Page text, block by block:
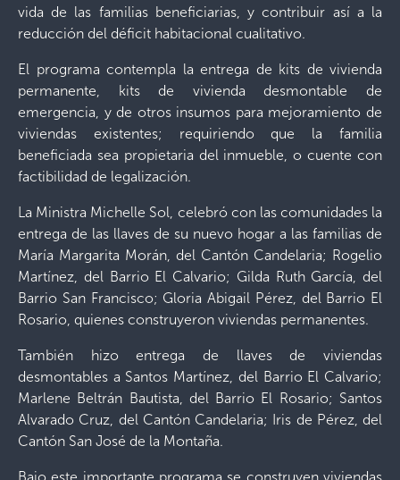
vida de las familias beneficiarias, y contribuir así a la
reducción del déficit habitacional cualitativo.
El programa contempla la entrega de kits de vivienda
permanente, kits de vivienda desmontable de
emergencia, y de otros insumos para mejoramiento de
viviendas existentes; requiriendo que la familia
beneficiada sea propietaria del inmueble, o cuente con
factibilidad de legalización.
La Ministra Michelle Sol, celebró con las comunidades la
entrega de las llaves de su nuevo hogar a las familias de
María Margarita Morán, del Cantón Candelaria; Rogelio
Martínez, del Barrio El Calvario; Gilda Ruth García, del
Barrio San Francisco; Gloria Abigail Pérez, del Barrio El
Rosario, quienes construyeron viviendas permanentes.
También hizo entrega de llaves de viviendas
desmontables a Santos Martínez, del Barrio El Calvario;
Marlene Beltrán Bautista, del Barrio El Rosario; Santos
Alvarado Cruz, del Cantón Candelaria; Iris de Pérez, del
Cantón San José de la Montaña.